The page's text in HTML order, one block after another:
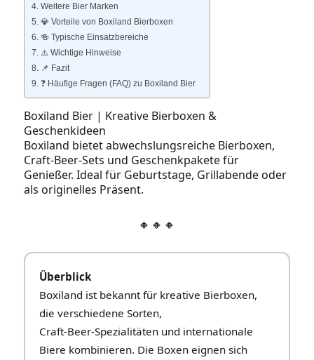
Weitere Bier Marken
💎 Vorteile von Boxiland Bierboxen
🍻 Typische Einsatzbereiche
⚠️ Wichtige Hinweise
📌 Fazit
❓ Häufige Fragen (FAQ) zu Boxiland Bier
Boxiland Bier | Kreative Bierboxen &
Geschenkideen
Boxiland bietet abwechslungsreiche Bierboxen,
Craft‑Beer‑Sets und Geschenkpakete für
Genießer. Ideal für Geburtstage, Grillabende oder
als originelles Präsent.
🔸🔸🔸
Überblick
Boxiland ist bekannt für kreative Bierboxen,
die verschiedene Sorten,
Craft‑Beer‑Spezialitäten und internationale
Biere kombinieren. Die Boxen eignen sich